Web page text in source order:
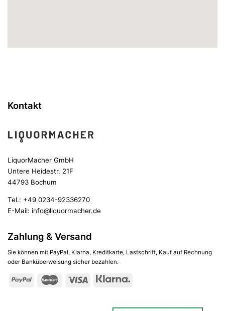
Kontakt
LiquorMacher GmbH
Untere Heidestr. 21F
44793 Bochum
Tel.: +49 0234-92336270
E-Mail: info@liquormacher.de
Zahlung & Versand
Sie können mit PayPal, Klarna, Kreditkarte, Lastschrift, Kauf auf Rechnung
oder Banküberweisung sicher bezahlen.